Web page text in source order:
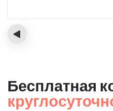
‹
Бесплатная